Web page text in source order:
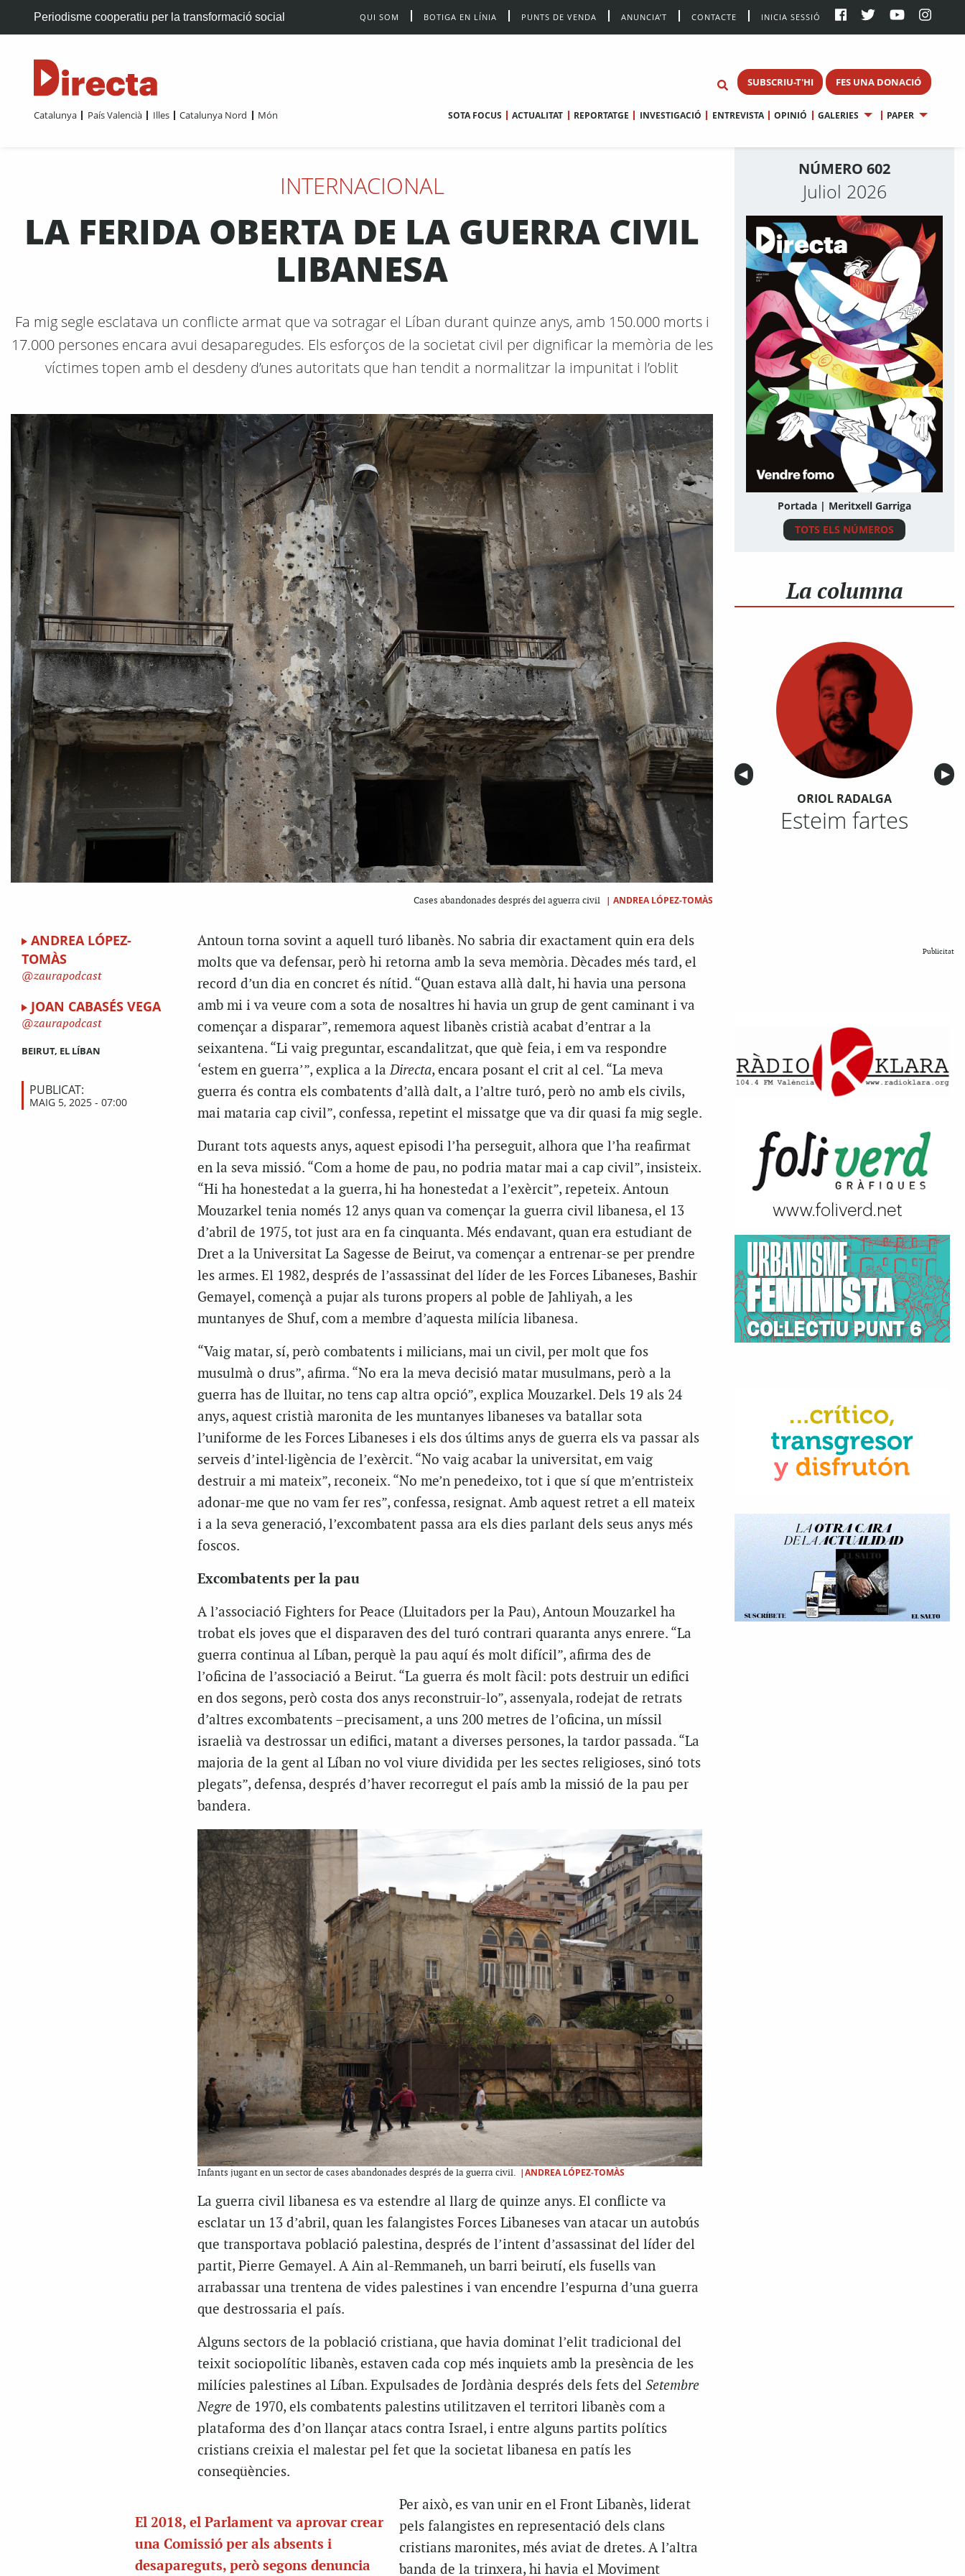
Periodisme cooperatiu per la transformació social QUI SOM BOTIGA EN LÍNIA PUNTS DE VENDA ANUNCIA’T CONTACTE INICIA SESSIÓ
SUBSCRIU-T'HI FES UNA DONACIÓ
Catalunya País Valencià Illes Catalunya Nord Món SOTA FOCUS ACTUALITAT REPORTATGE INVESTIGACIÓ ENTREVISTA OPINIÓ GALERIES PAPER
INTERNACIONAL
LA FERIDA OBERTA DE LA GUERRA CIVIL
LIBANESA
Fa mig segle esclatava un conflicte armat que va sotragar el Líban durant quinze anys, amb 150.000 morts i
17.000 persones encara avui desaparegudes. Els esforços de la societat civil per dignificar la memòria de les
víctimes topen amb el desdeny d’unes autoritats que han tendit a normalitzar la impunitat i l’oblit
Cases abandonades després del aguerra civil | ANDREA LÓPEZ-TOMÀS
ANDREA LÓPEZ-
TOMÀS
zaurapodcast
JOAN CABASÉS VEGA
zaurapodcast
BEIRUT, EL LÍBAN
PUBLICAT:
MAIG 5, 2025 - 07:00
Antoun torna sovint a aquell turó libanès. No sabria dir exactament quin era dels
molts que va defensar, però hi retorna amb la seva memòria. Dècades més tard, el
record d’un dia en concret és nítid. “Quan estava allà dalt, hi havia una persona
amb mi i va veure com a sota de nosaltres hi havia un grup de gent caminant i va
començar a disparar”, rememora aquest libanès cristià acabat d’entrar a la
seixantena. “Li vaig preguntar, escandalitzat, que què feia, i em va respondre
‘estem en guerra’”, explica a laDirecta, encara posant el crit al cel. “La meva
guerra és contra els combatents d’allà dalt, a l’altre turó, però no amb els civils,
mai mataria cap civil”, confessa, repetint el missatge que va dir quasi fa mig segle.
Durant tots aquests anys, aquest episodi l’ha perseguit, alhora que l’ha reafirmat
en la seva missió. “Com a home de pau, no podria matar mai a cap civil”, insisteix.
“Hi ha honestedat a la guerra, hi ha honestedat a l’exèrcit”, repeteix. Antoun
Mouzarkel tenia només 12 anys quan va començar la guerra civil libanesa, el 13
d’abril de 1975, tot just ara en fa cinquanta. Més endavant, quan era estudiant de
Dret a la Universitat La Sagesse de Beirut, va començar a entrenar-se per prendre
les armes. El 1982, després de l’assassinat del líder de les Forces Libaneses, Bashir
Gemayel, començà a pujar als turons propers al poble de Jahliyah, a les
muntanyes de Shuf, com a membre d’aquesta milícia libanesa.
“Vaig matar, sí, però combatents i milicians, mai un civil, per molt que fos
musulmà o drus”, afirma. “No era la meva decisió matar musulmans, però a la
guerra has de lluitar, no tens cap altra opció”, explica Mouzarkel. Dels 19 als 24
anys, aquest cristià maronita de les muntanyes libaneses va batallar sota
l’uniforme de les Forces Libaneses i els dos últims anys de guerra els va passar als
serveis d’intel·ligència de l’exèrcit. “No vaig acabar la universitat, em vaig
destruir a mi mateix”, reconeix. “No me’n penedeixo, tot i que sí que m’entristeix
adonar-me que no vam fer res”, confessa, resignat. Amb aquest retret a ell mateix
i a la seva generació, l’excombatent passa ara els dies parlant dels seus anys més
foscos.
Excombatents per la pau
A l’associació Fighters for Peace (Lluitadors per la Pau), Antoun Mouzarkel ha
trobat els joves que el disparaven des del turó contrari quaranta anys enrere. “La
guerra continua al Líban, perquè la pau aquí és molt difícil”, afirma des de
l’oficina de l’associació a Beirut. “La guerra és molt fàcil: pots destruir un edifici
en dos segons, però costa dos anys reconstruir-lo”, assenyala, rodejat de retrats
d’altres excombatents –precisament, a uns 200 metres de l’oficina, un míssil
israelià va destrossar un edifici, matant a diverses persones, la tardor passada. “La
majoria de la gent al Líban no vol viure dividida per les sectes religioses, sinó tots
plegats”, defensa, després d’haver recorregut el país amb la missió de la pau per
bandera.
Infants jugant en un sector de cases abandonades després de la guerra civil. |ANDREA LÓPEZ-TOMÀS
La guerra civil libanesa es va estendre al llarg de quinze anys. El conflicte va
esclatar un 13 d’abril, quan les falangistes Forces Libaneses van atacar un autobús
que transportava població palestina, després de l’intent d’assassinat del líder del
partit, Pierre Gemayel. A Ain al-Remmaneh, un barri beirutí, els fusells van
arrabassar una trentena de vides palestines i van encendre l’espurna d’una guerra
que destrossaria el país.
Alguns sectors de la població cristiana, que havia dominat l’elit tradicional del
teixit sociopolític libanès, estaven cada cop més inquiets amb la presència de les
milícies palestines al Líban. Expulsades de Jordània després dels fets del Setembre
Negrede 1970, els combatents palestins utilitzaven el territori libanès com a
plataforma des d’on llançar atacs contra Israel, i entre alguns partits polítics
cristians creixia el malestar pel fet que la societat libanesa en patís les
conseqüències.
El 2018, el Parlament va aprovar crear
una Comissió per als absents i
desapareguts, però segons denuncia
Per això, es van unir en el Front Libanès, liderat
pels falangistes en representació dels clans
cristians maronites, més aviat de dretes. A l’altra
banda de la trinxera, hi havia el Moviment
NÚMERO 602
Juliol 2026
Portada | Meritxell Garriga
TOTS ELS NÚMEROS
La columna
Anterior
◀︎ ▶︎
ORIOL RADALGA
Esteim fartes
Publicitat